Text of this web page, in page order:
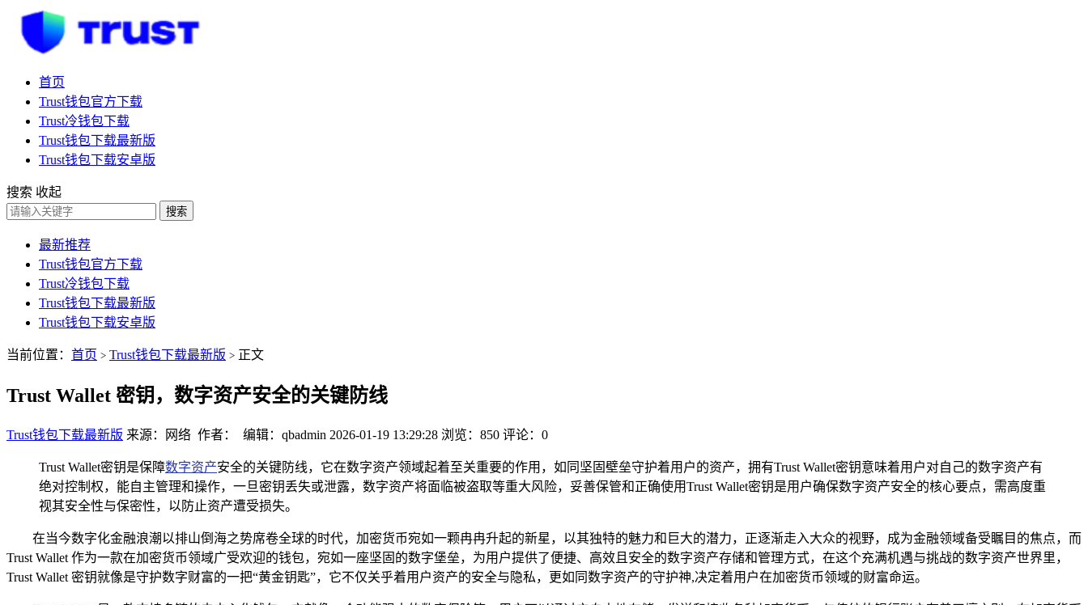
首页
Trust钱包官方下载
Trust冷钱包下载
Trust钱包下载最新版
Trust钱包下载安卓版
搜索 收起
搜索
最新推荐
Trust钱包官方下载
Trust冷钱包下载
Trust钱包下载最新版
Trust钱包下载安卓版
当前位置： 首页 > Trust钱包下载最新版 > 正文
Trust Wallet 密钥，数字资产安全的关键防线
Trust钱包下载最新版 来源：网络 作者： 编辑：qbadmin 2026-01-19 13:29:28 浏览：850 评论：0
Trust Wallet密钥是保障数字资产安全的关键防线，它在数字资产领域起着至关重要的作用，如同坚固壁垒守护着用户的资产，拥有Trust Wallet密钥意味着用户对自己的数字资产有
绝对控制权，能自主管理和操作，一旦密钥丢失或泄露，数字资产将面临被盗取等重大风险，妥善保管和正确使用Trust Wallet密钥是用户确保数字资产安全的核心要点，需高度重
视其安全性与保密性，以防止资产遭受损失。
在当今数字化金融浪潮以排山倒海之势席卷全球的时代，加密货币宛如一颗冉冉升起的新星，以其独特的魅力和巨大的潜力，正逐渐走入大众的视野，成为金融领域备受瞩目的焦点，而
Trust Wallet 作为一款在加密货币领域广受欢迎的钱包，宛如一座坚固的数字堡垒，为用户提供了便捷、高效且安全的数字资产存储和管理方式，在这个充满机遇与挑战的数字资产世界里，
Trust Wallet 密钥就像是守护数字财富的一把“黄金钥匙”，它不仅关乎着用户资产的安全与隐私，更如同数字资产的守护神,决定着用户在加密货币领域的财富命运。